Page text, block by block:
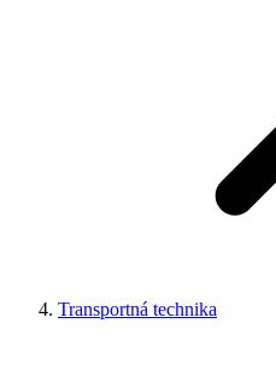
Transportná technika